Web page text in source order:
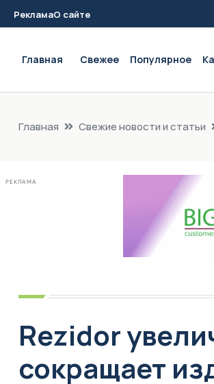
РекламаО сайте
Главная Свежее Популярное
Главная Свежие новости и статьи
РЕКЛАМА
Rezidor
сокращает